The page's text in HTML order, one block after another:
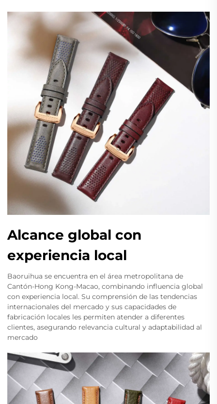
Alcance global con
experiencia local
Baoruihua se encuentra en el área metropolitana de
Cantón-Hong Kong-Macao, combinando influencia global
con experiencia local. Su comprensión de las tendencias
internacionales del mercado y sus capacidades de
fabricación locales les permiten atender a diferentes
clientes, asegurando relevancia cultural y adaptabilidad al
mercado